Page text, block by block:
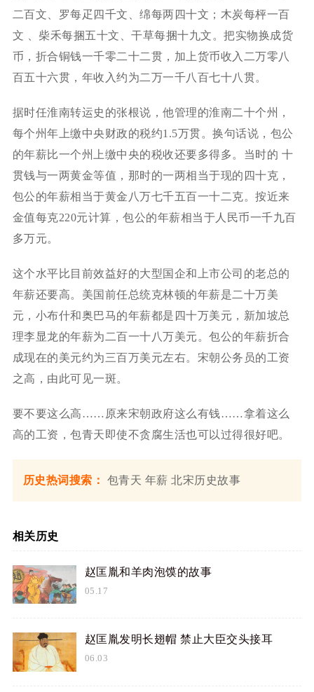
二百文、罗每疋四千文、绵每两四十文；木炭每枰一百
文 、柴禾每捆五十文、干草每捆十九文。把实物换成货
币，折合铜钱一千零二十二贯，加上货币收入二万零八
百五十六贯，年收入约为二万一千八百七十八贯。
据时任淮南转运史的张根说，他管理的淮南二十个州，
每个州年上缴中央财政的税约1.5万贯。换句话说，包公
的年薪比一个州上缴中央的税收还要多得多。当时的 十
贯钱与一两黄金等值，那时的一两相当于现的四十克，
包公的年薪相当于黄金八万七千五百一十二克。按近来
金值每克220元计算，包公的年薪相当于人民币一千九百
多万元。
这个水平比目前效益好的大型国企和上市公司的老总的
年薪还要高。美国前任总统克林顿的年薪是二十万美
元，小布什和奥巴马的年薪都是四十万美元，新加坡总
理李显龙的年薪为二百一十八万美元。包公的年薪折合
成现在的美元约为三百万美元左右。宋朝公务员的工资
之高，由此可见一斑。
要不要这么高……原来宋朝政府这么有钱……拿着这么
高的工资，包青天即使不贪腐生活也可以过得很好吧。
历史热词搜索： 包青天 年薪 北宋历史故事
相关历史
赵匡胤和羊肉泡馍的故事
05.17
赵匡胤发明长翅帽 禁止大臣交头接耳
06.03